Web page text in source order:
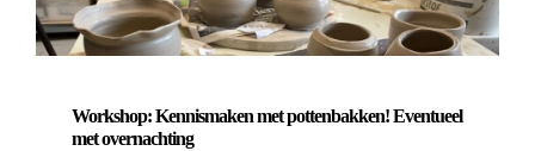
SHOP
WORKSHOP
Workshop: Kennismaken met pottenbakken! Eventueel
met overnachting